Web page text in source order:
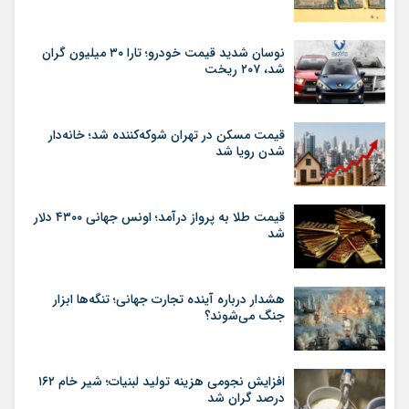
نوسان شدید قیمت خودرو؛ تارا ۳۰ میلیون گران
شد، ۲۰۷ ریخت
قیمت مسکن در تهران شوکه‌کننده شد؛ خانه‌دار
شدن رویا شد
قیمت طلا به پرواز درآمد؛ اونس جهانی ۴۳۰۰ دلار
شد
هشدار درباره آینده تجارت جهانی؛ تنگه‌ها ابزار
جنگ می‌شوند؟
افزایش نجومی هزینه تولید لبنیات؛ شیر خام ۱۶۲
درصد گران شد